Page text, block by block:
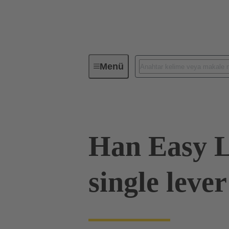
MenüEndüstriyel konnektörler / Han®
Han Easy
single